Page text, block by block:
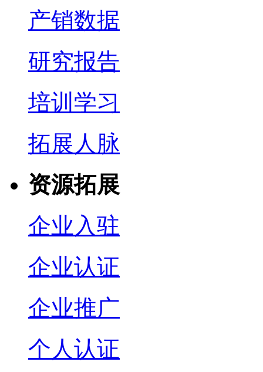
产销数据
研究报告
培训学习
拓展人脉
资源拓展
企业入驻
企业认证
企业推广
个人认证